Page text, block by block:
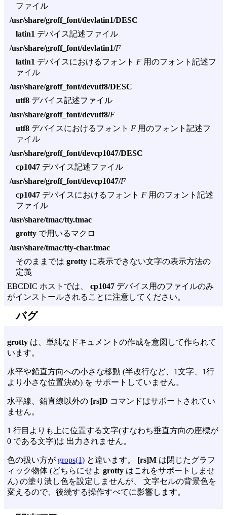
ファイル
/usr/share/groff_font/devlatin1/DESC
latin1 デバイス記述ファイル
/usr/share/groff_font/devlatin1/F
latin1 デバイスにおけるフォント F 用のフォント記述フ
ァイル
/usr/share/groff_font/devutf8/DESC
utf8 デバイス記述ファイル
/usr/share/groff_font/devutf8/F
utf8 デバイスにおけるフォント F 用のフォント記述フ
ァイル
/usr/share/groff_font/devcp1047/DESC
cp1047 デバイス記述ファイル
/usr/share/groff_font/devcp1047/F
cp1047 デバイスにおけるフォント F 用のフォント記述
ファイル
/usr/share/tmac/tty.tmac
grotty で用いるマクロ
/usr/share/tmac/tty-char.tmac
そのままでは grotty に表示できない文字の表示方法の
定義
EBCDIC ホストでは、 cp1047 デバイス用のファイルのみ
がインストールされることに注意してください。
バグ
grotty は、単純なドキュメントの作成を意図して作られて
います。
水平や鉛直方向への小さな移動 (半改行など、1文字、1行
より小さな位置決め) を サポートしていません。
水平線、鉛直線以外の [rs]D コマンドはサポートされてい
ません。
1 行目よりも上に位置する文字(すなわち垂直方向の座標が
0 である文字)は 出力されません。
色の扱い方が grops(1) と違います。 [rs]M は閉じたグラフ
ィック物体 (どちらにせよ grotty はこれをサポートしませ
ん) の塗り潰し色を設定しませんが、 文字セルの背景色を
変えるので、後続する操作すべてに影響します。